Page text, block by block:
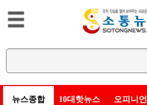
뉴스종합 10대핫뉴스 오피니언